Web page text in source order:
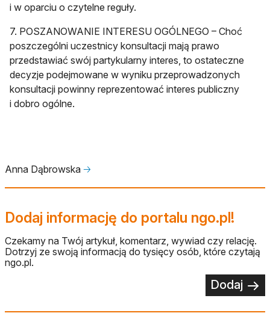
i w oparciu o czytelne reguły.
7. POSZANOWANIE INTERESU OGÓLNEGO – Choć
poszczególni uczestnicy konsultacji mają prawo
przedstawiać swój partykularny interes, to ostateczne
decyzje podejmowane w wyniku przeprowadzonych
konsultacji powinny reprezentować interes publiczny
i dobro ogólne.
Anna Dąbrowska 🡢
Dodaj informację do portalu ngo.pl!
Czekamy na Twój artykuł, komentarz, wywiad czy relację.
Dotrzyj ze swoją informacją do tysięcy osób, które czytają
ngo.pl.
Dodaj